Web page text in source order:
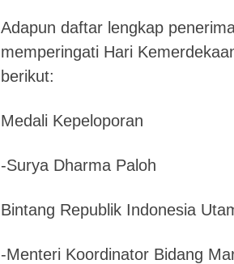
Adapun daftar lengkap
memperingati Hari
berikut:
Medali Kepeloporan
-Surya Dharma Paloh
Bintang Republik Indonesia
-Menteri Koordinator Bidang